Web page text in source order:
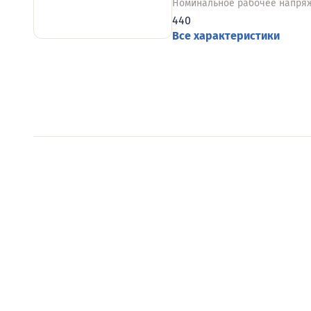
Номинальное рабочее
440
Все характеристики